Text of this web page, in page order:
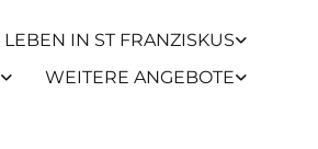
LEBEN IN ST FRANZISKUS
WEITERE ANGEBOTE